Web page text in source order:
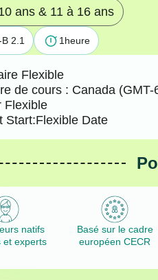
ans & 11 à 16 ans
2.1 1 heure
Flexible
de cours : Canada (GMT-
Flexible
Start:Flexible Date
natifs
et experts
Basé sur le cadre
européen CECR